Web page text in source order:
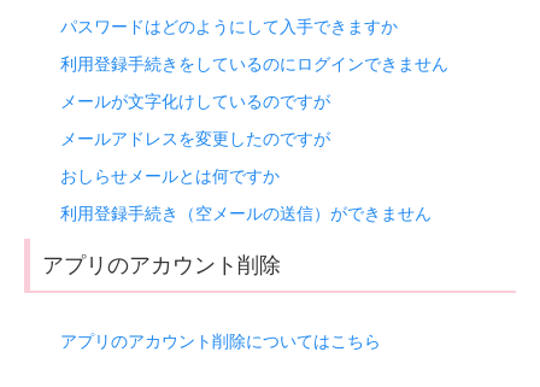
パスワードはどのようにして入手できますか
利用登録手続きをしているのにログインできません
メールが文字化けしているのですが
メールアドレスを変更したのですが
おしらせメールとは何ですか
利用登録手続き（空メールの送信）ができません
アプリのアカウント削除
アプリのアカウント削除についてはこちら